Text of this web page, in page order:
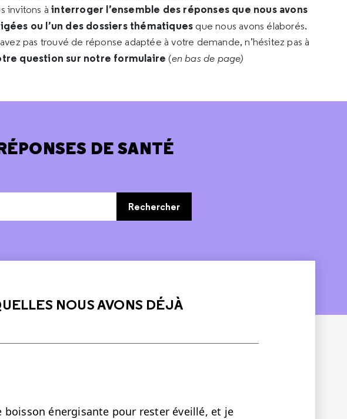
invitons àinterroger l’ensemble des réponses que nous avons
ou l’un des dossiers thématiques que nous avons élaborés.
pas trouvé de réponse adaptée à votre demande, n’hésitez pas à
question sur notre formulaire (en bas de page)
DE SANTÉ
Rechercher
NOUS AVONS DÉJÀ
boisson énergisante pour rester éveillé, et je